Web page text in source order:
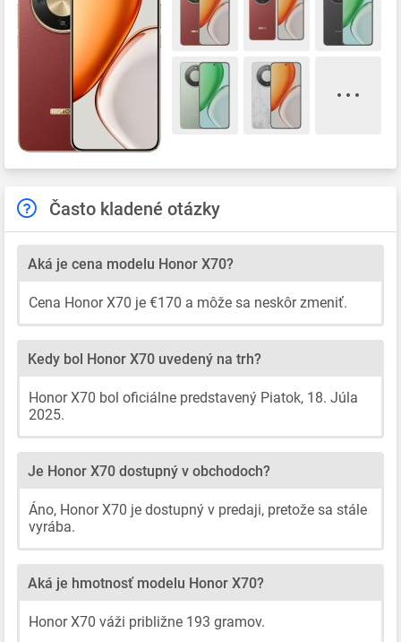
Často kladené otázky
Aká je cena modelu Honor X70?
Cena Honor X70 je €170 a môže sa neskôr zmeniť.
Kedy bol Honor X70 uvedený na trh?
Honor X70 bol oficiálne predstavený Piatok, 18. Júla
2025.
Je Honor X70 dostupný v obchodoch?
Áno, Honor X70 je dostupný v predaji, pretože sa stále
vyrába.
Aká je hmotnosť modelu Honor X70?
Honor X70 váži približne 193 gramov.